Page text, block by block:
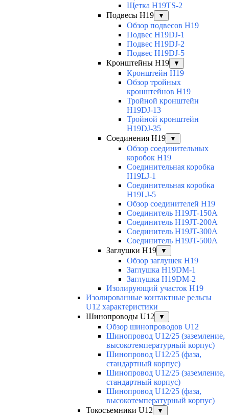
Щетка H19TS-2
Подвесы H19
▼
Обзор подвесов H19
Подвес H19DJ-1
Подвес H19DJ-2
Подвес H19DJ-5
Кронштейны H19
▼
Кронштейн H19
Обзор тройных
кронштейнов H19
Тройной кронштейн
H19DJ-13
Тройной кронштейн
H19DJ-35
Соединения H19
▼
Обзор соединительных
коробок H19
Соединительная коробка
H19LJ-1
Соединительная коробка
H19LJ-5
Обзор соединителей H19
Соединитель H19JT-150A
Соединитель H19JT-200A
Соединитель H19JT-300A
Соединитель H19JT-500A
Заглушки H19
▼
Обзор заглушек H19
Заглушка H19DM-1
Заглушка H19DM-2
Изолирующий участок H19
Изолированные контактные рельсы
U12 характеристики
Шинопроводы U12
▼
Обзор шинопроводов U12
Шинопровод U12/25 (заземление,
высокотемпературный корпус)
Шинопровод U12/25 (фаза,
стандартный корпус)
Шинопровод U12/25 (заземление,
стандартный корпус)
Шинопровод U12/25 (фаза,
высокотемпературный корпус)
Токосъемники U12
▼